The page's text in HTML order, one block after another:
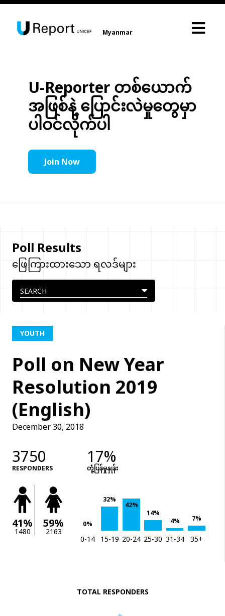
Myanmar
U-Reporter တစ်ယောက်
အဖြစ်နဲ့ ပြောင်းလဲမှုတွေမှာ
ပါဝင်လိုက်ပါ
Join Now
Poll Results
ဖြေကြားထားသော ရလဒ်များ
YOUTH
Poll on New Year
Resolution 2019
(English)
December 30, 2018
3750
RESPONDERS
17%
တုံံ့ပြန်မှုနှုန်း
41%
1480
59%
2163
0%
32%
42%
14%
4%
7%
0-14 15-19 20-24 25-30 31-34 35+
TOTAL RESPONDERS